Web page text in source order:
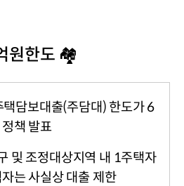
원한도 🏘️
담보대출(주담대) 한도가 6
책 발표
및 조정대상지역 내 1주택자
는 사실상 대출 제한